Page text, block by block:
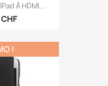
À HDMI...
!